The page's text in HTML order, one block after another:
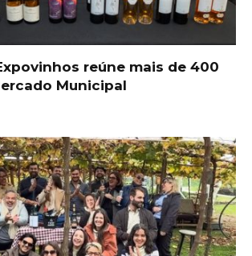
reúne mais de 400
Municipal